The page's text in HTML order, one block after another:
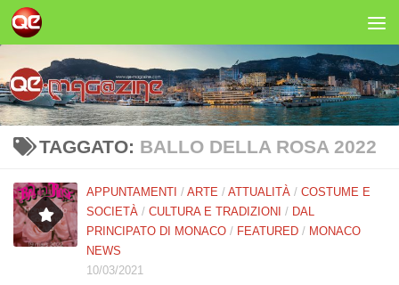
Salta al contenuto
TAGGATO: BALLO DELLA ROSA 2022
APPUNTAMENTI / ARTE / ATTUALITÀ / COSTUME E
SOCIETÀ / CULTURA E TRADIZIONI / DAL
PRINCIPATO DI MONACO / FEATURED / MONACO
NEWS
10/03/2021